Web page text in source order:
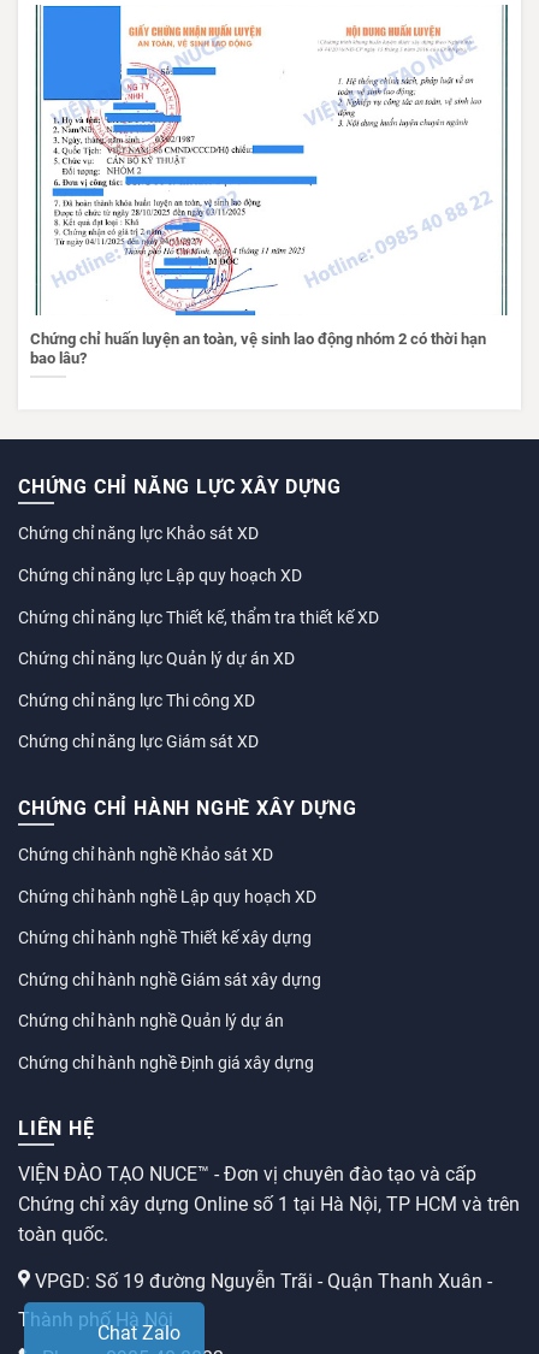
Chứng chỉ huấn luyện an toàn, vệ sinh lao động nhóm 2 có thời hạn
bao lâu?
CHỨNG CHỈ NĂNG LỰC XÂY DỰNG
Chứng chỉ năng lực Khảo sát XD
Chứng chỉ năng lực Lập quy hoạch XD
Chứng chỉ năng lực Thiết kế, thẩm tra thiết kế XD
Chứng chỉ năng lực Quản lý dự án XD
Chứng chỉ năng lực Thi công XD
Chứng chỉ năng lực Giám sát XD
CHỨNG CHỈ HÀNH NGHỀ XÂY DỰNG
Chứng chỉ hành nghề Khảo sát XD
Chứng chỉ hành nghề Lập quy hoạch XD
Chứng chỉ hành nghề Thiết kế xây dựng
Chứng chỉ hành nghề Giám sát xây dựng
Chứng chỉ hành nghề Quản lý dự án
Chứng chỉ hành nghề Định giá xây dựng
LIÊN HỆ
VIỆN ĐÀO TẠO NUCE™ - Đơn vị chuyên đào tạo và cấp
Chứng chỉ xây dựng Online số 1 tại Hà Nội, TP HCM và trên
toàn quốc.
VPGD: Số 19 đường Nguyễn Trãi - Quận Thanh Xuân -
Thành phố Hà Nội
Chat Zalo